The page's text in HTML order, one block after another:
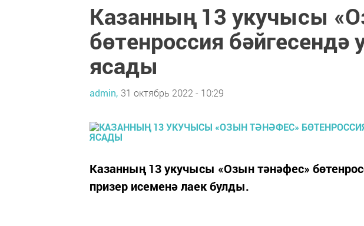
Казанның 13 укучысы
бөтенроссия
ясады
admin, 31 октябрь 2022 - 10:29
Казанның 13 укучысы «Озын тәнәфес»
призер исеменә лаек булды.